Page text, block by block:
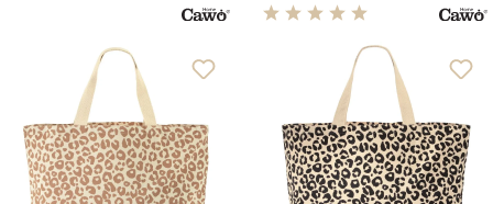
dekorative Details für Ihr Zuhause
Durchschnittliche